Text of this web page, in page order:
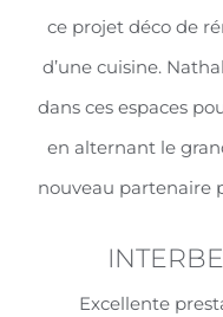
ce projet déco de
d’une cuisine.
dans ces espaces
en alternant le
nouveau partenaire
Excellente